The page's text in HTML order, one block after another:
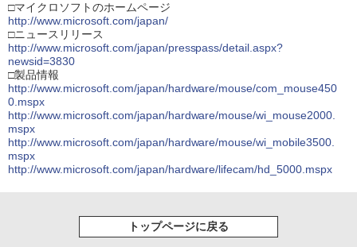
□マイクロソフトのホームページ
http://www.microsoft.com/japan/
□ニュースリリース
http://www.microsoft.com/japan/presspass/detail.aspx?
newsid=3830
□製品情報
http://www.microsoft.com/japan/hardware/mouse/com_mouse450
0.mspx
http://www.microsoft.com/japan/hardware/mouse/wi_mouse2000.
mspx
http://www.microsoft.com/japan/hardware/mouse/wi_mobile3500.
mspx
http://www.microsoft.com/japan/hardware/lifecam/hd_5000.mspx
トップページに戻る